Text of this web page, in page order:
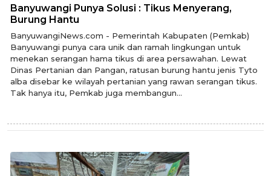
Banyuwangi Punya Solusi : Tikus Menyerang,
Burung Hantu
BanyuwangiNews.com - Pemerintah Kabupaten (Pemkab)
Banyuwangi punya cara unik dan ramah lingkungan untuk
menekan serangan hama tikus di area persawahan. Lewat
Dinas Pertanian dan Pangan, ratusan burung hantu jenis Tyto
alba disebar ke wilayah pertanian yang rawan serangan tikus.
Tak hanya itu, Pemkab juga membangun...